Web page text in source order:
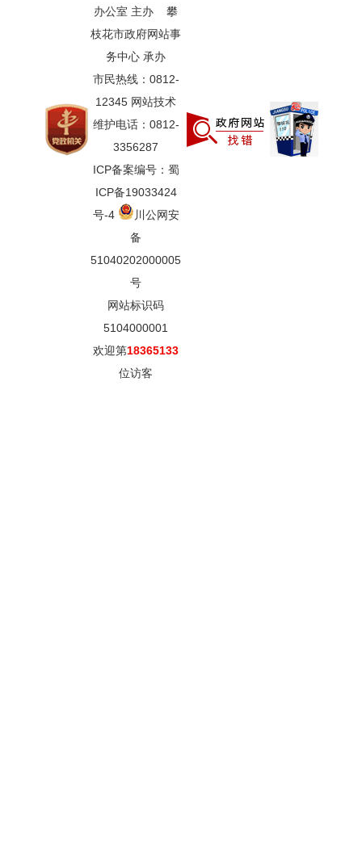
办公室 主办 攀
枝花市政府网站事
务中心 承办
市民热线：0812-
12345 网站技术
维护电话：0812-
3356287
ICP备案编号：蜀
ICP备19033424
号-4
川公网安
备
51040202000005
号
网站标识码
5104000001
欢迎第18365133
位访客